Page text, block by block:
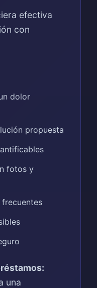
efectiva
con
dolor
propuesta
fotos y
una